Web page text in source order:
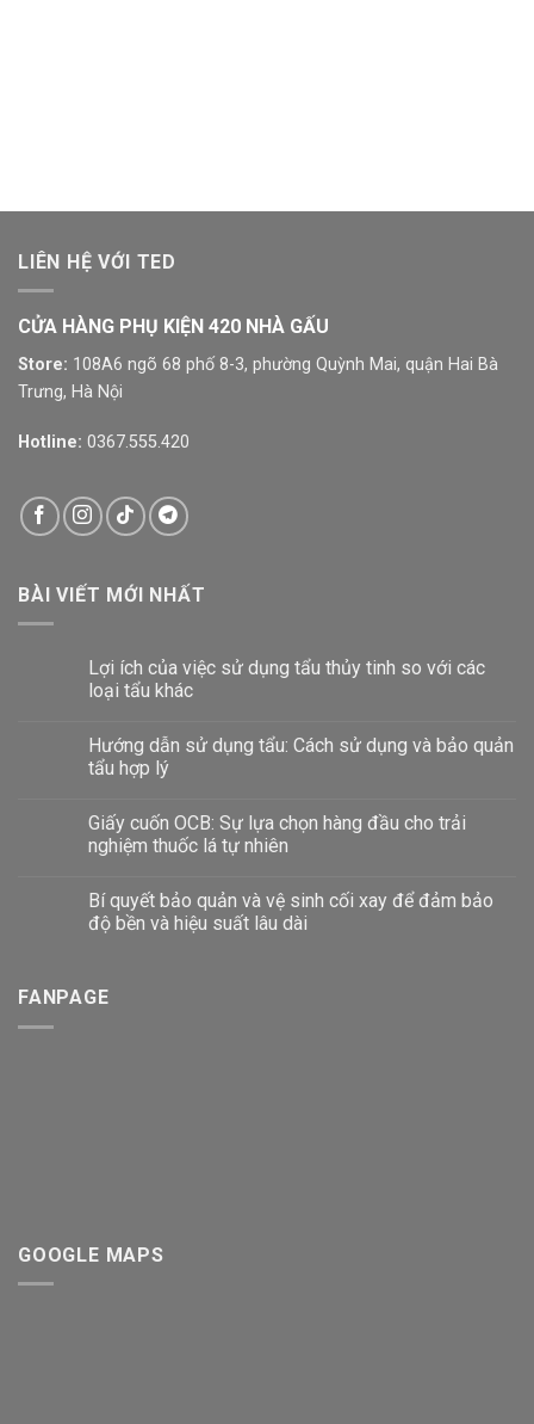
LIÊN HỆ VỚI TED
CỬA HÀNG PHỤ KIỆN 420 NHÀ GẤU
Store: 108A6 ngõ 68 phố 8-3, phường Quỳnh Mai, quận Hai Bà
Trưng, Hà Nội
Hotline: 0367.555.420
BÀI VIẾT MỚI NHẤT
Lợi ích của việc sử dụng tẩu thủy tinh so với các
loại tẩu khác
Hướng dẫn sử dụng tẩu: Cách sử dụng và bảo quản
tẩu hợp lý
Giấy cuốn OCB: Sự lựa chọn hàng đầu cho trải
nghiệm thuốc lá tự nhiên
Bí quyết bảo quản và vệ sinh cối xay để đảm bảo
độ bền và hiệu suất lâu dài
FANPAGE
GOOGLE MAPS